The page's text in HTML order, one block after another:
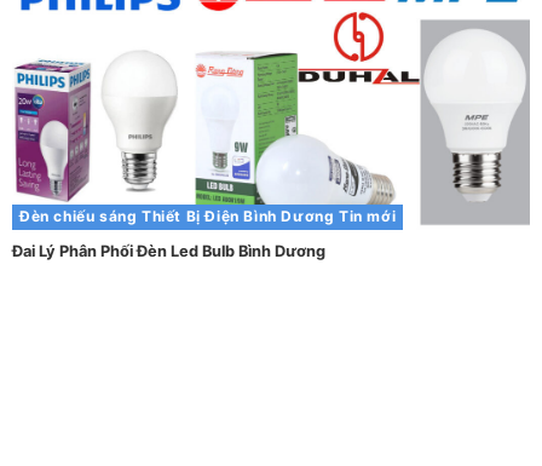
Đèn chiếu sáng Thiết Bị Điện Bình Dương Tin mới
Đai Lý Phân Phối Đèn Led Bulb Bình Dương